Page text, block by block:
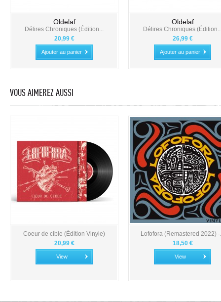
Oldelaf
Délires Chroniques (Édition...
20,99 €
Ajouter au panier
Oldelaf
Délires Chroniques
26,99 €
Ajouter au panier
VOUS AIMEREZ AUSSI
Coeur de cible (Édition Vinyle)
20,99 €
View
Lofofora (Remastered 2022) -
18,50 €
View